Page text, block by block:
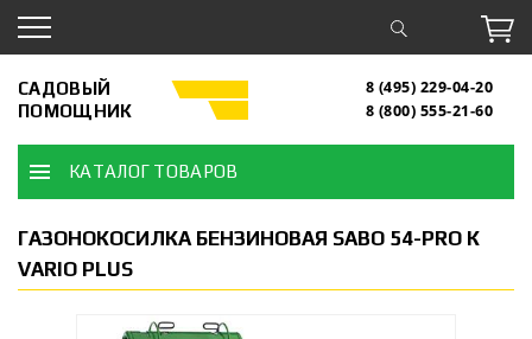
САДОВЫЙ
ПОМОЩНИК
8 (495) 229-04-20
8 (800) 555-21-60
КАТАЛОГ ТОВАРОВ
ГАЗОНОКОСИЛКА БЕНЗИНОВАЯ SABO 54-PRO К
VARIO PLUS